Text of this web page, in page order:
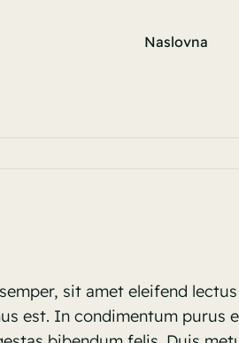
Naslovna
sit amet eleifend
est. In condimentum purus